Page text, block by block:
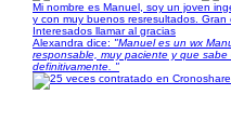
Mi nombre es Manuel, soy un joven
y con muy buenos resresultados. Gran
Interesados llamar al gracias
Alexandra dice: "Manuel es un wx
responsable, muy paciente y que
definitivamente. "